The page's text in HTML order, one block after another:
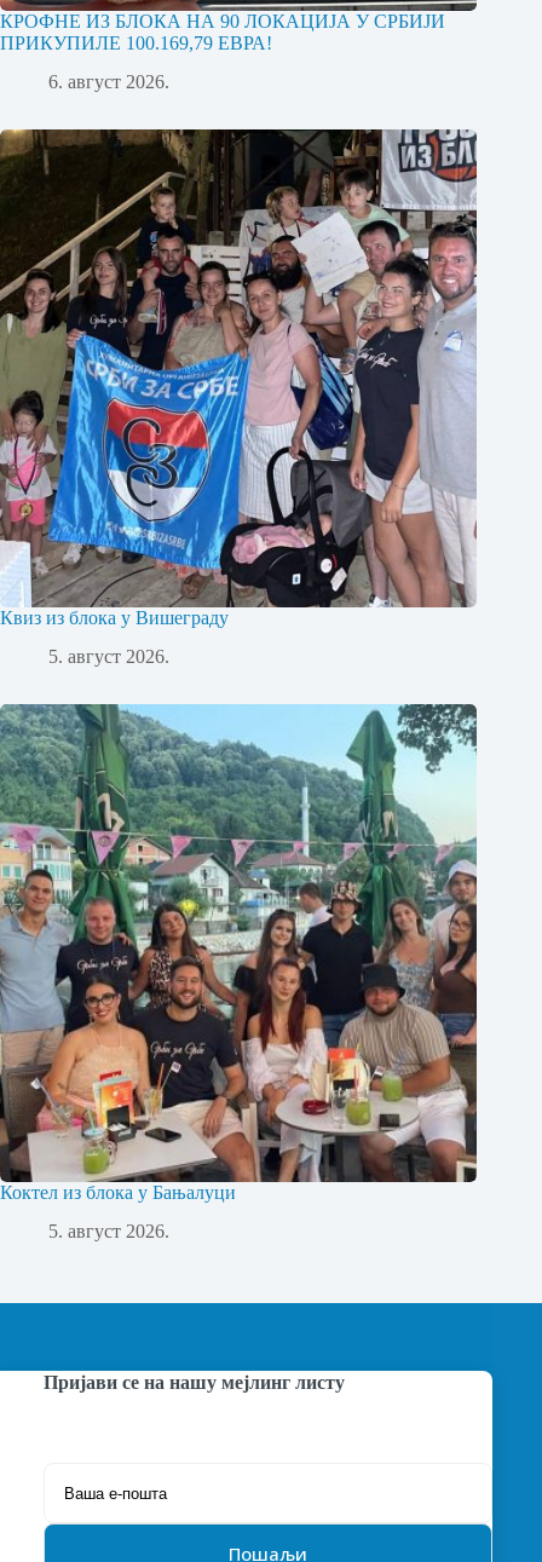
КРОФНЕ ИЗ БЛОКА НА 90 ЛОКАЦИЈА У СРБИЈИ
ПРИКУПИЛЕ 100.169,79 ЕВРА!
6. август 2026.
Квиз из блока у Вишеграду
5. август 2026.
Коктел из блока у Бањалуци
5. август 2026.
Пријави се на нашу мејлинг листу